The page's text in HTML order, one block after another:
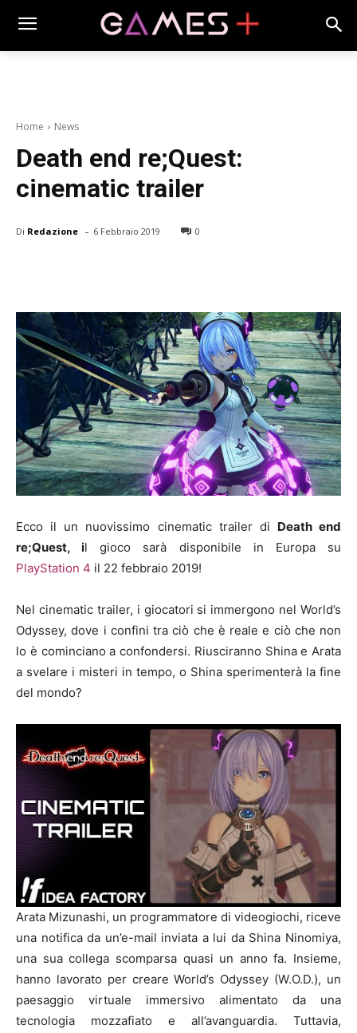
Home News
Death end re;Quest:
cinematic trailer
Di Redazione - 6 Febbraio 2019 0
Ecco il un nuovissimo cinematic trailer di Death end
re;Quest, il gioco sarà disponibile in Europa su
PlayStation 4 il 22 febbraio 2019!
Nel cinematic trailer, i giocatori si immergono nel World’s
Odyssey, dove i confini tra ciò che è reale e ciò che non
lo è cominciano a confondersi. Riusciranno Shina e Arata
a svelare i misteri in tempo, o Shina sperimenterà la fine
del mondo?
Arata Mizunashi, un programmatore di videogiochi, riceve
una notifica da un’e-mail inviata a lui da Shina Ninomiya,
una sua collega scomparsa quasi un anno fa. Insieme,
hanno lavorato per creare World’s Odyssey (W.O.D.), un
paesaggio virtuale immersivo alimentato da una
tecnologia mozzafiato e all’avanguardia. Tuttavia,